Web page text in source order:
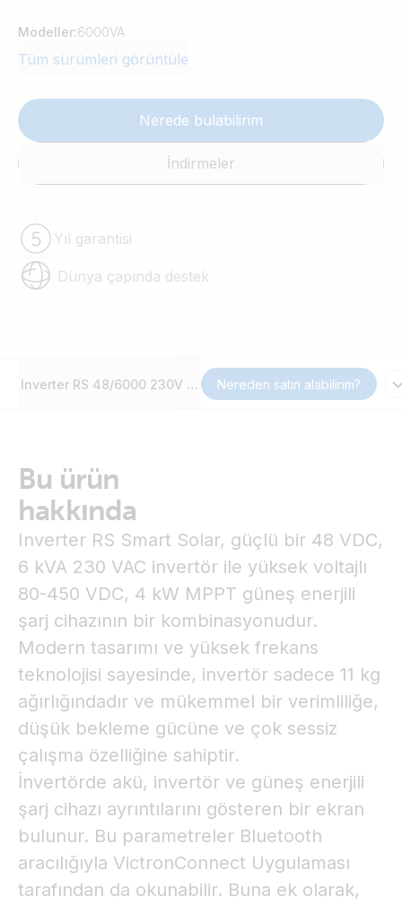
Modeller:6000VA
Tüm sürümleri görüntüle
Nerede bulabilirim
İndirmeler
Yıl garantisi
Dünya çapında destek
Inverter RS 48/6000 230V Smart SolarNereden satın alabilirim?
Bu ürün
hakkında
Inverter RS Smart Solar, güçlü bir 48 VDC,
6 kVA 230 VAC invertör ile yüksek voltajlı
80-450 VDC, 4 kW MPPT güneş enerjili
şarj cihazının bir kombinasyonudur.
Modern tasarımı ve yüksek frekans
teknolojisi sayesinde, invertör sadece 11 kg
ağırlığındadır ve mükemmel bir verimliliğe,
düşük bekleme gücüne ve çok sessiz
çalışma özelliğine sahiptir.
İnvertörde akü, invertör ve güneş enerjili
şarj cihazı ayrıntılarını gösteren bir ekran
bulunur. Bu parametreler Bluetooth
aracılığıyla VictronConnect Uygulaması
tarafından da okunabilir. Buna ek olarak,